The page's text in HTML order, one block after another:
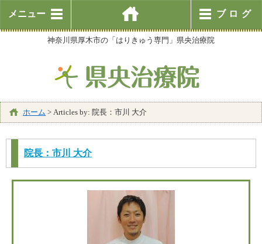
メニュー ブログ
神奈川県厚木市の「はりきゅう専門」県央治療院
ホーム > Articles by: 院長：市川 大介
院長：市川 大介